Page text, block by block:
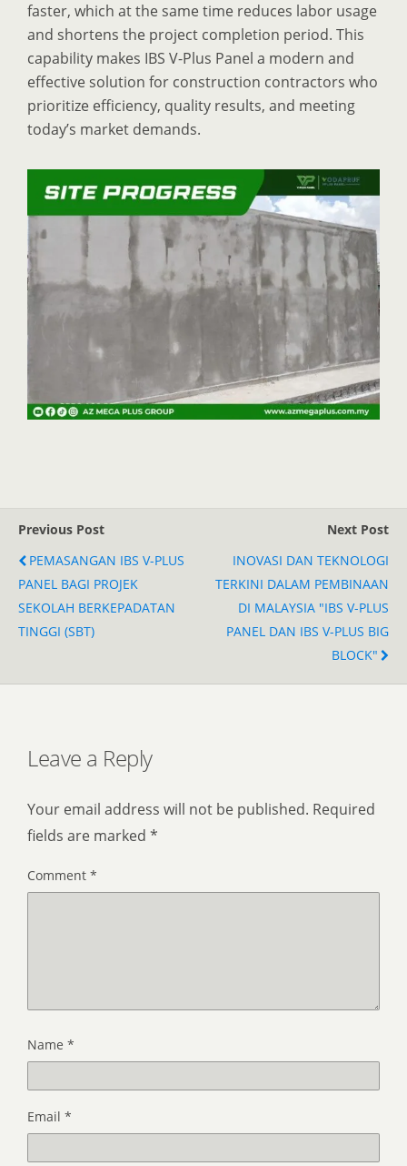
faster, which at the same time reduces labor usage
and shortens the project completion period. This
capability makes IBS V-Plus Panel a modern and
effective solution for construction contractors who
prioritize efficiency, quality results, and meeting
today’s market demands.
Previous Post
PEMASANGAN IBS V-PLUS
PANEL BAGI PROJEK
SEKOLAH BERKEPADATAN
TINGGI (SBT)
Next Post
INOVASI DAN TEKNOLOGI
TERKINI DALAM PEMBINAAN
DI MALAYSIA "IBS V-PLUS
PANEL DAN IBS V-PLUS BIG
BLOCK"
Leave a Reply
Your email address will not be published. Required
fields are marked *
Comment *
Name *
Email *